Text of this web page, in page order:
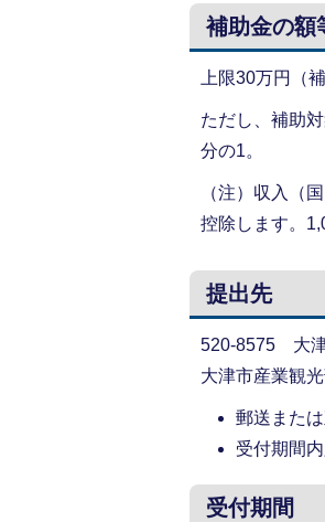
補助金の額
上限30万円（
ただし、補助
分の1。
（注）収入（
控除します。
提出先
520-8575 大
大津市産業観
郵送また
受付期間
受付期間